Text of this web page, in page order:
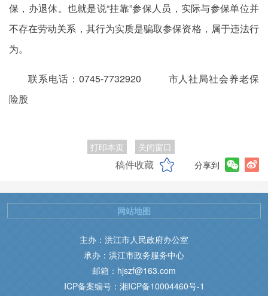
保，办退休。也就是说“挂靠”参保人员，实际与参保单位并
不存在劳动关系，其行为实质是骗取参保资格，属于违法行
为。
联系电话：0745-7732920 市人社局社会养老保
险股
打印本页 关闭窗口
稿件收藏 分享到
主办：洪江市人民政府办公室
承办：洪江市政务服务中心
邮箱：hjszf@163.com
ICP备案编号：湘ICP备10004460号-1
网站地图